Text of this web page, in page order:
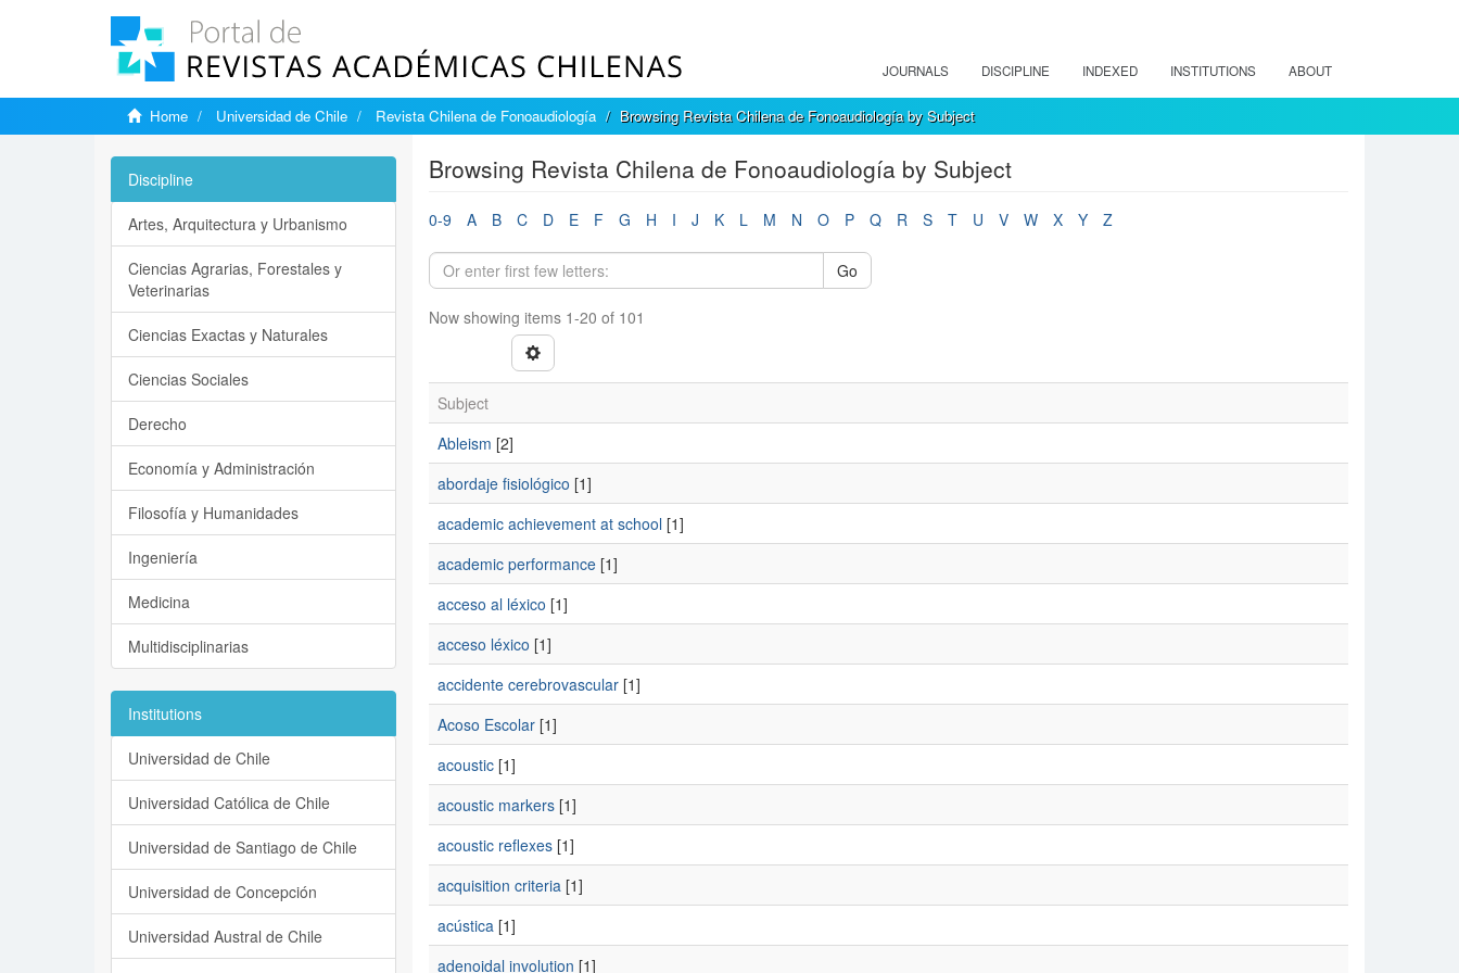
JOURNALS DISCIPLINE INDEXED INSTITUTIONS ABOUT
Home Universidad de Chile Revista Chilena de Fonoaudiología Browsing Revista Chilena de Fonoaudiología by Subject
Browsing Revista Chilena de Fonoaudiología by Subject
0-9 A B C D E F G H I J K L M N O P Q R S T U V W X Y Z
Go
Now showing items 1-20 of 101
Subject
Ableism [2]
abordaje fisiológico [1]
academic achievement at school[1]
academic performance[1]
acceso al léxico [1]
acceso léxico [1]
accidente cerebrovascular[1]
Acoso Escolar[1]
acoustic[1]
acoustic markers[1]
acoustic reflexes[1]
acquisition criteria[1]
acústica[1]
adenoidal involution [1]
Discipline
Artes, Arquitectura y Urbanismo
Ciencias Agrarias, Forestales y
Veterinarias
Ciencias Exactas y Naturales
Ciencias Sociales
Derecho
Economía y Administración
Filosofía y Humanidades
Ingeniería
Medicina
Multidisciplinarias
Institutions
Universidad de Chile
Universidad Católica de Chile
Universidad de Santiago de Chile
Universidad de Concepción
Universidad Austral de Chile